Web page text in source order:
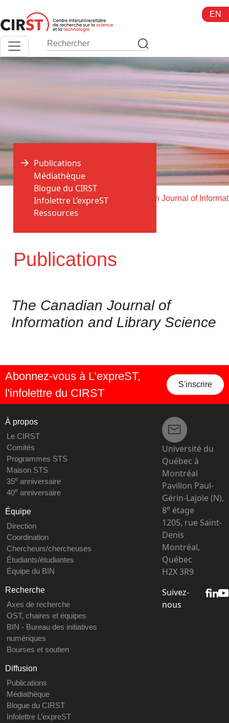
au
contenu
EN
Accueil > Publications >
Publications
Publications
Médiathèque
Blogue du CIRST
Infolettre L’expreST
Ressources
The Canadian Journal of
Information and Library Science
Abonnez-vous à L’expreST,
l'infolettre du CIRST
S'inscrire
À propos
Le CIRST
Comités
Programmes STS
Maison STS
35eanniversaire
40eanniversaire
Équipe
Direction
Coordination
Chercheurs/chercheuses
Étudiants/étudiantes
Équipe du BIN
Recherche
Axes de recherche
OST, chaires et équipes
BIN - Bureau des initiatives
numériques
Bourses et soutien
Diffusion
Publications
Médiathèque
Blogue du CIRST
Infolettre L’expreST
Université du
Québec à
Montréal
Pavillon Paul-
Gérin-Lajoie (N),
8e étage
1205, rue Saint-
Denis
Montréal,
Québec
H2X 3R9
Suivez-
nous